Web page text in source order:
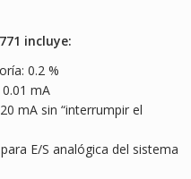
incluye:
0.2 %
mA
mA sin “interrumpir el
E/S analógica del sistema